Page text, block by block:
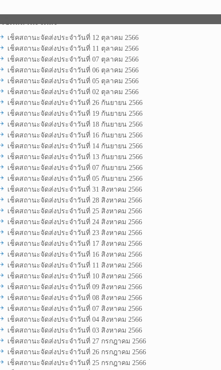
เช็คสถานะจัดส่ง
เช็คสถานะจัดส่งประจำวันที่ 12 ตุลาคม 2566
เช็คสถานะจัดส่งประจำวันที่ 11 ตุลาคม 2566
เช็คสถานะจัดส่งประจำวันที่ 07 ตุลาคม 2566
เช็คสถานะจัดส่งประจำวันที่ 06 ตุลาคม 2566
เช็คสถานะจัดส่งประจำวันที่ 05 ตุลาคม 2566
เช็คสถานะจัดส่งประจำวันที่ 02 ตุลาคม 2566
เช็คสถานะจัดส่งประจำวันที่ 26 กันยายน 2566
เช็คสถานะจัดส่งประจำวันที่ 19 กันยายน 2566
เช็คสถานะจัดส่งประจำวันที่ 18 กันยายน 2566
เช็คสถานะจัดส่งประจำวันที่ 16 กันยายน 2566
เช็คสถานะจัดส่งประจำวันที่ 14 กันยายน 2566
เช็คสถานะจัดส่งประจำวันที่ 13 กันยายน 2566
เช็คสถานะจัดส่งประจำวันที่ 07 กันยายน 2566
เช็คสถานะจัดส่งประจำวันที่ 05 กันยายน 2566
เช็คสถานะจัดส่งประจำวันที่ 31 สิงหาคม 2566
เช็คสถานะจัดส่งประจำวันที่ 28 สิงหาคม 2566
เช็คสถานะจัดส่งประจำวันที่ 25 สิงหาคม 2566
เช็คสถานะจัดส่งประจำวันที่ 24 สิงหาคม 2566
เช็คสถานะจัดส่งประจำวันที่ 23 สิงหาคม 2566
เช็คสถานะจัดส่งประจำวันที่ 17 สิงหาคม 2566
เช็คสถานะจัดส่งประจำวันที่ 16 สิงหาคม 2566
เช็คสถานะจัดส่งประจำวันที่ 11 สิงหาคม 2566
เช็คสถานะจัดส่งประจำวันที่ 10 สิงหาคม 2566
เช็คสถานะจัดส่งประจำวันที่ 09 สิงหาคม 2566
เช็คสถานะจัดส่งประจำวันที่ 08 สิงหาคม 2566
เช็คสถานะจัดส่งประจำวันที่ 07 สิงหาคม 2566
เช็คสถานะจัดส่งประจำวันที่ 04 สิงหาคม 2566
เช็คสถานะจัดส่งประจำวันที่ 03 สิงหาคม 2566
เช็คสถานะจัดส่งประจำวันที่ 27 กรกฎาคม 2566
เช็คสถานะจัดส่งประจำวันที่ 26 กรกฎาคม 2566
เช็คสถานะจัดส่งประจำวันที่ 25 กรกฎาคม 2566